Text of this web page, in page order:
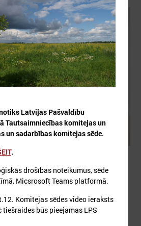
komitejas sēde 10.augustā
(LPS) aicina piedalīties LPS Izglītības un
notiks šī gada 10.augustā plkst.14.30.
Latvijas Pašvaldību
Tautsaimniecības komitejas un
un sadarbības komitejas sēde.
.
drošības noteikumus, sēde
Micsrosoft Teams platformā.
Komitejas sēdes video ieraksts
tiešraides būs pieejamas LPS